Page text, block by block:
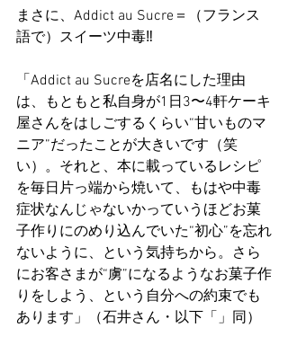
まさに、Addict au Sucre＝（フランス
語で）スイーツ中毒‼️
「Addict au Sucreを店名にした理由
は、もともと私自身が1日3〜4軒ケーキ
屋さんをはしごするくらい“甘いものマ
ニア”だったことが大きいです（笑
い）。それと、本に載っているレシピ
を毎日片っ端から焼いて、もはや中毒
症状なんじゃないかっていうほどお菓
子作りにのめり込んでいた“初心”を忘れ
ないように、という気持ちから。さら
にお客さまが“虜”になるようなお菓子作
りをしよう、という自分への約束でも
あります」（石井さん・以下「」同）